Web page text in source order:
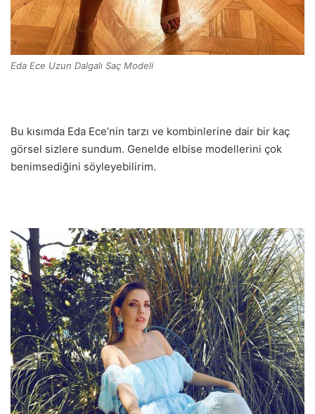
Eda Ece Uzun Dalgalı Saç Modeli
Bu kısımda Eda Ece’nin tarzı ve kombinlerine dair bir kaç
görsel sizlere sundum. Genelde elbise modellerini çok
benimsediğini söyleyebilirim.